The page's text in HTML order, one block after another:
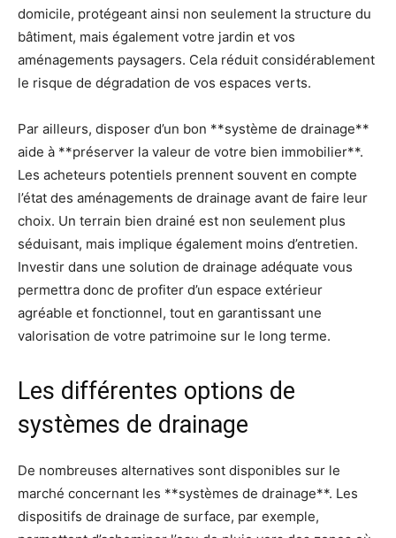
domicile, protégeant ainsi non seulement la structure du
bâtiment, mais également votre jardin et vos
aménagements paysagers. Cela réduit considérablement
le risque de dégradation de vos espaces verts.
Par ailleurs, disposer d’un bon **système de drainage**
aide à **préserver la valeur de votre bien immobilier**.
Les acheteurs potentiels prennent souvent en compte
l’état des aménagements de drainage avant de faire leur
choix. Un terrain bien drainé est non seulement plus
séduisant, mais implique également moins d’entretien.
Investir dans une solution de drainage adéquate vous
permettra donc de profiter d’un espace extérieur
agréable et fonctionnel, tout en garantissant une
valorisation de votre patrimoine sur le long terme.
Les différentes options de
systèmes de drainage
De nombreuses alternatives sont disponibles sur le
marché concernant les **systèmes de drainage**. Les
dispositifs de drainage de surface, par exemple,